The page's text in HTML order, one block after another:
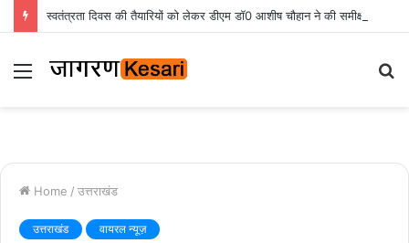
Menu
Home / उत्तराखंड
उत्तराखंड वायरल न्यूज़